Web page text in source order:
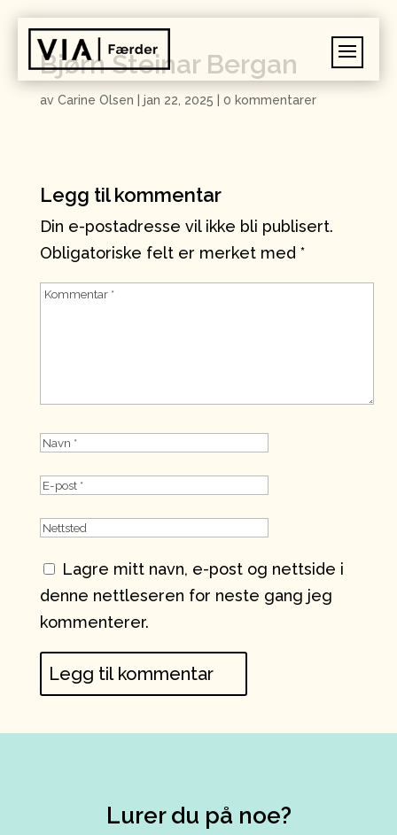
Bjørn Steinar Bergan
av Carine Olsen jan 22, 2025 0 kommentarer
Legg til kommentar
Din e-postadresse vil ikke bli publisert.
Obligatoriske felt er merket med *
Lagre mitt navn, e-post og nettside i
denne nettleseren for neste gang jeg
kommenterer.
Lurer du på noe?